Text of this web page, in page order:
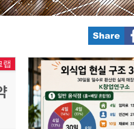
조정 접수 1분기 38건. 역대 최
원 사업 참여기업 모집, 최대 3
랩